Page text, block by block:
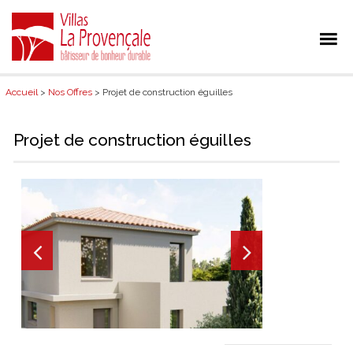
Accueil> Nos Offres > Projet de construction éguilles
Projet de construction éguilles